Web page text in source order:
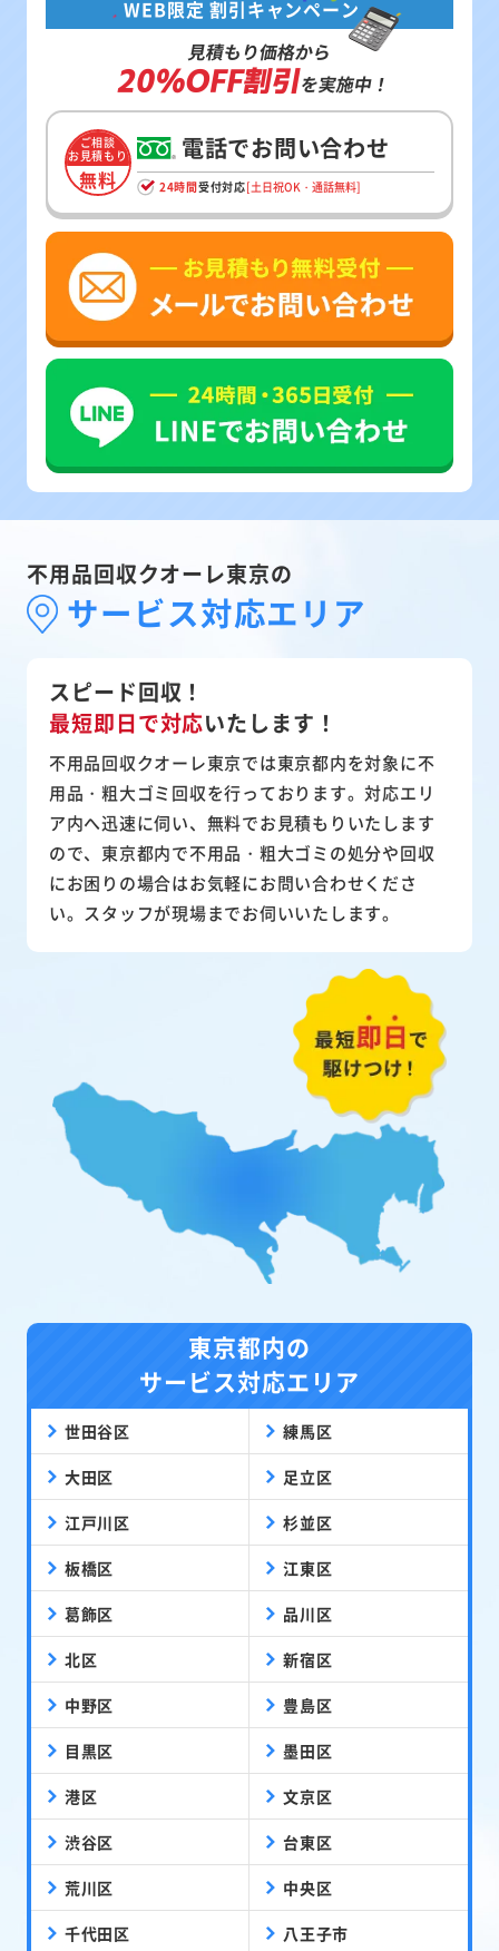
WEB限定 割引キャンペーン
見積もり価格から
20%OFF割引を実施中！
ご相談
お見積もり
無料
電話でお問い合わせ
24時間受付対応[土日祝OK・通話無料]
不用品回収クオーレ東京の
サービス対応エリア
スピード回収！
最短即日で対応いたします！
不用品回収クオーレ東京では東京都内を対象に不
用品・粗大ゴミ回収を行っております。対応エリ
ア内へ迅速に伺い、無料でお見積もりいたします
ので、東京都内で不用品・粗大ゴミの処分や回収
にお困りの場合はお気軽にお問い合わせくださ
い。スタッフが現場までお伺いいたします。
東京都内の
サービス対応エリア
世田谷区 練馬区
大田区 足立区
江戸川区 杉並区
板橋区 江東区
葛飾区 品川区
北区 新宿区
中野区 豊島区
目黒区 墨田区
港区 文京区
渋谷区 台東区
荒川区 中央区
千代田区 八王子市